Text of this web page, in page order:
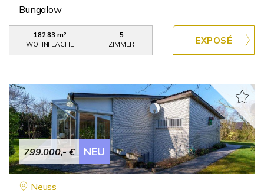
Bungalow
182,83 m²
WOHNFLÄCHE
5
ZIMMER
799.000,- € NEU
Neuss